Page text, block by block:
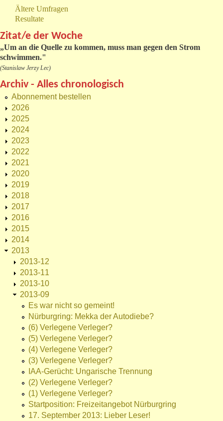
Ältere Umfragen
Resultate
Zitat/e der Woche
„Um an die Quelle zu kommen, muss man gegen den Strom
schwimmen."
(Stanislaw Jerzy Lec)
Archiv - Alles chronologisch
Abonnement bestellen
2026
2025
2024
2023
2022
2021
2020
2019
2018
2017
2016
2015
2014
2013
2013-12
2013-11
2013-10
2013-09
Es war nicht so gemeint!
Nürburgring: Mekka der Autodiebe?
(6) Verlegene Verleger?
(5) Verlegene Verleger?
(4) Verlegene Verleger?
(3) Verlegene Verleger?
IAA-Gerücht: Ungarische Trennung
(2) Verlegene Verleger?
(1) Verlegene Verleger?
Startposition: Freizeitangebot Nürburgring
17. September 2013: Lieber Leser!